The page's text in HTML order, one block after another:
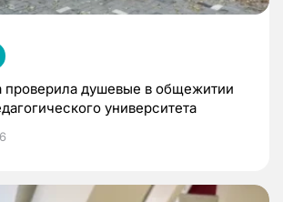
проверила душевые в общежитии
университета